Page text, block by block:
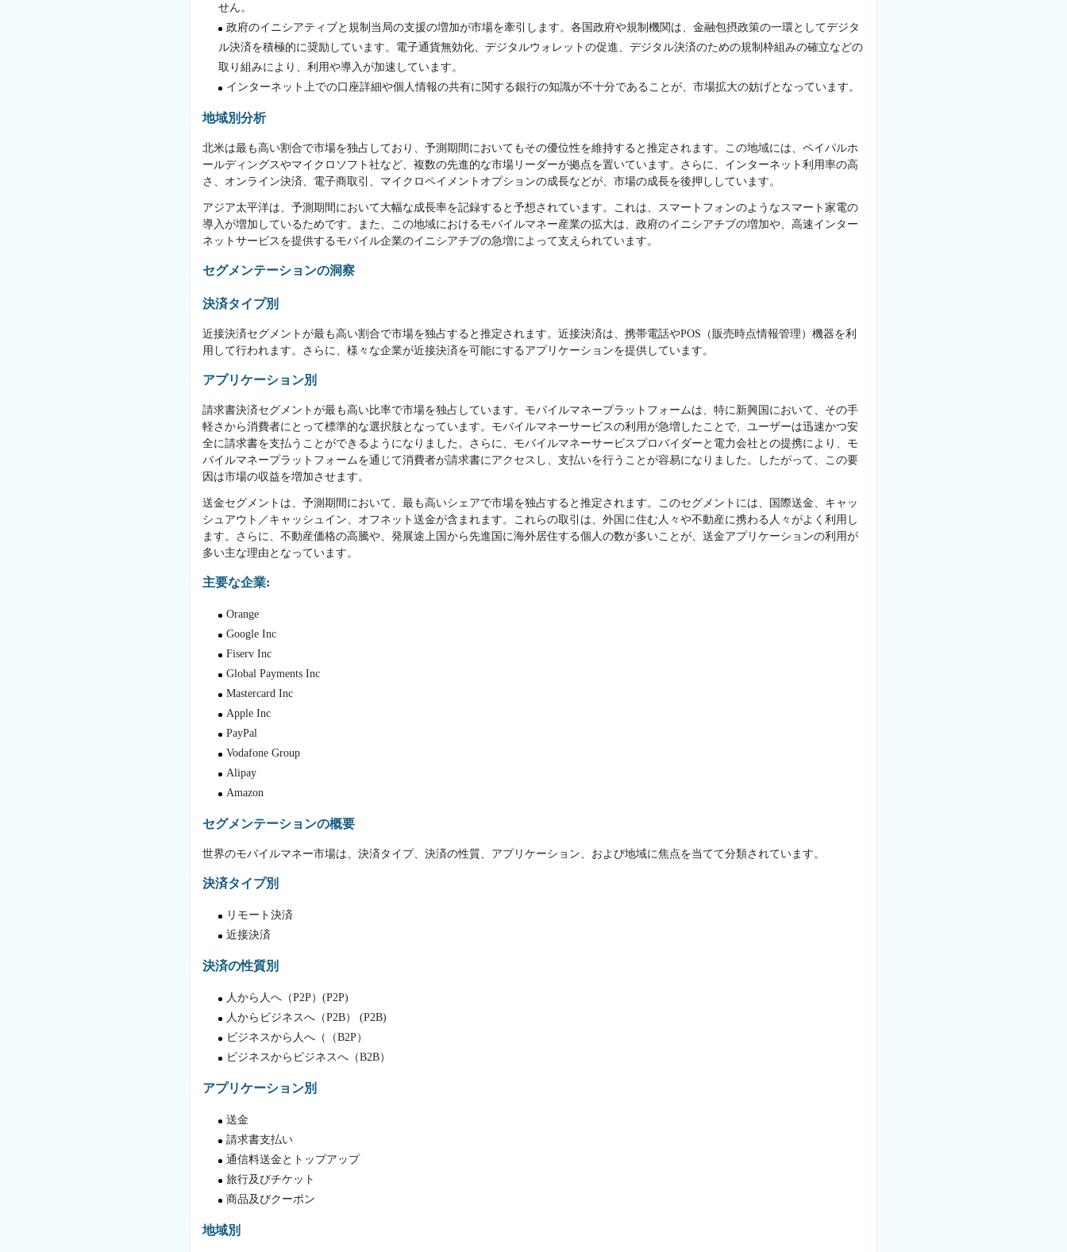
せん。
政府のイニシアティブと規制当局の支援の増加が市場を牽引します。各国政府や規制機関は、金融包摂政策の一環としてデジタ
ル決済を積極的に奨励しています。電子通貨無効化、デジタルウォレットの促進、デジタル決済のための規制枠組みの確立などの
取り組みにより、利用や導入が加速しています。
インターネット上での口座詳細や個人情報の共有に関する銀行の知識が不十分であることが、市場拡大の妨げとなっています。
地域別分析
北米は最も高い割合で市場を独占しており、予測期間においてもその優位性を維持すると推定されます。この地域には、ペイパルホ
ールディングスやマイクロソフト社など、複数の先進的な市場リーダーが拠点を置いています。さらに、インターネット利用率の高
さ、オンライン決済、電子商取引、マイクロペイメントオプションの成長などが、市場の成長を後押ししています。
アジア太平洋は、予測期間において大幅な成長率を記録すると予想されています。これは、スマートフォンのようなスマート家電の
導入が増加しているためです。また、この地域におけるモバイルマネー産業の拡大は、政府のイニシアチブの増加や、高速インター
ネットサービスを提供するモバイル企業のイニシアチブの急増によって支えられています。
セグメンテーションの洞察
決済タイプ別
近接決済セグメントが最も高い割合で市場を独占すると推定されます。近接決済は、携帯電話やPOS（販売時点情報管理）機器を利
用して行われます。さらに、様々な企業が近接決済を可能にするアプリケーションを提供しています。
アプリケーション別
請求書決済セグメントが最も高い比率で市場を独占しています。モバイルマネープラットフォームは、特に新興国において、その手
軽さから消費者にとって標準的な選択肢となっています。モバイルマネーサービスの利用が急増したことで、ユーザーは迅速かつ安
全に請求書を支払うことができるようになりました。さらに、モバイルマネーサービスプロバイダーと電力会社との提携により、モ
バイルマネープラットフォームを通じて消費者が請求書にアクセスし、支払いを行うことが容易になりました。したがって、この要
因は市場の収益を増加させます。
送金セグメントは、予測期間において、最も高いシェアで市場を独占すると推定されます。このセグメントには、国際送金、キャッ
シュアウト／キャッシュイン、オフネット送金が含まれます。これらの取引は、外国に住む人々や不動産に携わる人々がよく利用し
ます。さらに、不動産価格の高騰や、発展途上国から先進国に海外居住する個人の数が多いことが、送金アプリケーションの利用が
多い主な理由となっています。
主要な企業:
Orange
Google Inc
Fiserv Inc
Global Payments Inc
Mastercard Inc
Apple Inc
PayPal
Vodafone Group
Alipay
Amazon
セグメンテーションの概要
世界のモバイルマネー市場は、決済タイプ、決済の性質、アプリケーション、および地域に焦点を当てて分類されています。
決済タイプ別
リモート決済
近接決済
決済の性質別
人から人へ（P2P）(P2P)
人からビジネスへ（P2B） (P2B)
ビジネスから人へ（（B2P）
ビジネスからビジネスへ（B2B）
アプリケーション別
送金
請求書支払い
通信料送金とトップアップ
旅行及びチケット
商品及びクーポン
地域別